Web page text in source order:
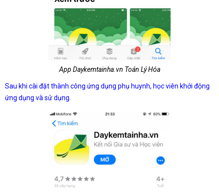
App Daykemtainha.vn Toán Lý Hóa
Sau khi cài đặt thành công ứng dụng phụ huynh, học viên khởi động
ứng dụng và sử dụng.